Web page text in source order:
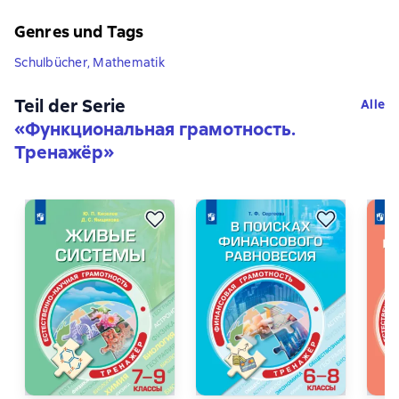
Genres und Tags
Schulbücher, Mathematik
Teil der Serie
«Функциональная грамотность.
Тренажёр»
Alle